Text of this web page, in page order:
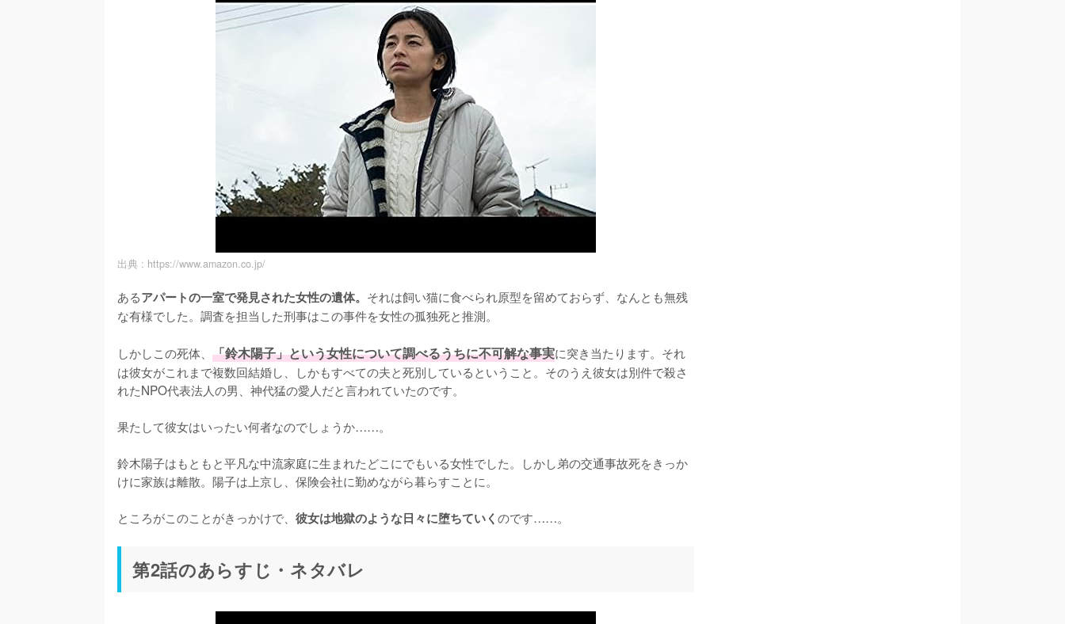
出典 : https://www.amazon.co.jp/
あるアパートの一室で発見された女性の遺体。 それは飼い猫に食べられ原型を留めておらず、なんとも無残
な有様でした。調査を担当した刑事はこの事件を女性の孤独死と推測。
しかしこの死体、 「鈴木陽子」という女性について調べるうちに不可解な事実に突き当たります。それ
は彼女がこれまで複数回結婚し、しかもすべての夫と死別しているということ。そのうえ彼女は別件で殺さ
れたNPO代表法人の男、神代猛の愛人だと言われていたのです。
果たして彼女はいったい何者なのでしょうか……。
鈴木陽子はもともと平凡な中流家庭に生まれたどこにでもいる女性でした。しかし弟の交通事故死をきっか
けに家族は離散。陽子は上京し、保険会社に勤めながら暮らすことに。
ところがこのことがきっかけで、 彼女は地獄のような日々に堕ちていくのです……。
第2話のあらすじ・ネタバレ